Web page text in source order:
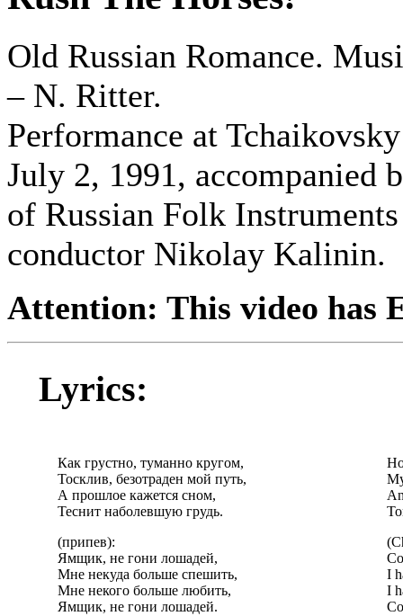
Old Russian Romance.
– N. Ritter.
Performance at
July 2, 1991, accompanied
of Russian Folk
conductor Nikolay Kalinin.
Attention: This video has
Lyrics:
Как грустно, туманно кругом,
Тосклив, безотраден мой путь,
А прошлое кажется сном,
Теснит наболевшую грудь.
(припев):
Ямщик, не гони лошадей,
Мне некуда больше спешить,
Мне некого больше любить,
Ямщик, не гони лошадей.
I
I